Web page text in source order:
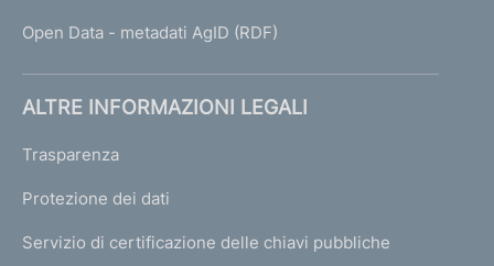
Open Data - metadati AgID (RDF)
ALTRE INFORMAZIONI LEGALI
Trasparenza
Protezione dei dati
Servizio di certificazione delle chiavi pubbliche